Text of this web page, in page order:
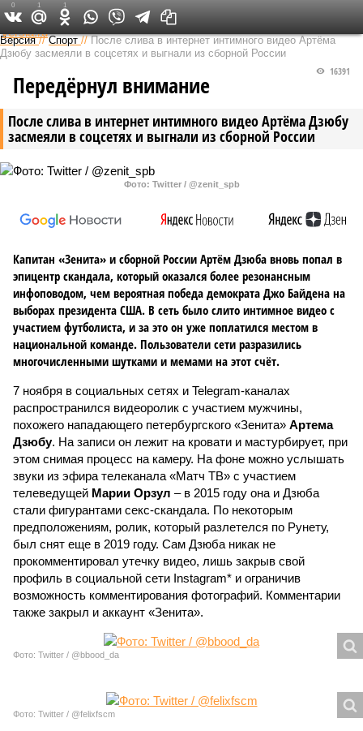
Федеральный выпуск
Версия //Спорт //После слива в интернет интимного видео Артёма
Дзюбу засмеяли в соцсетях и выгнали из сборной России
После слива в интернет интимного видео Артёма Дзюбу
засмеяли в соцсетях и выгнали из сборной России
16391
Передёрнул внимание
Фото: Twitter / @zenit_spb
Капитан «Зенита» и сборной России Артём Дзюба вновь попал в
эпицентр скандала, который оказался более резонансным
инфоповодом, чем вероятная победа демократа Джо Байдена на
выборах президента США. В сеть было слито интимное видео с
участием футболиста, и за это он уже поплатился местом в
национальной команде. Пользователи сети разразились
многочисленными шутками и мемами на этот счёт.
7 ноября в социальных сетях и Telegram-каналах
распространился видеоролик с участием мужчины,
похожего нападающего петербургского «Зенита» Артема
Дзюбу. На записи он лежит на кровати и мастурбирует, при
этом снимая процесс на камеру. На фоне можно услышать
звуки из эфира телеканала «Матч ТВ» с участием
телеведущей Марии Орзул – в 2015 году она и Дзюба
стали фигурантами секс-скандала. По некоторым
предположениям, ролик, который разлетелся по Рунету,
был снят еще в 2019 году. Сам Дзюба никак не
прокомментировал утечку видео, лишь закрыв свой
профиль в социальной сети Instagram* и ограничив
возможность комментирования фотографий. Комментарии
также закрыл и аккаунт «Зенита».
Фото: Twitter / @bbood_da
Фото: Twitter / @felixfscm
0 1 1